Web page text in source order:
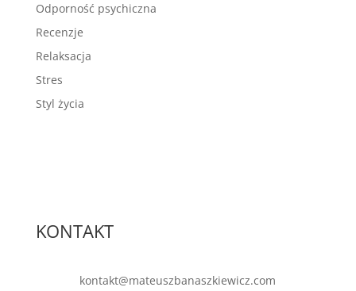
Odporność psychiczna
Recenzje
Relaksacja
Stres
Styl życia
KONTAKT
kontakt@mateuszbanaszkiewicz.com